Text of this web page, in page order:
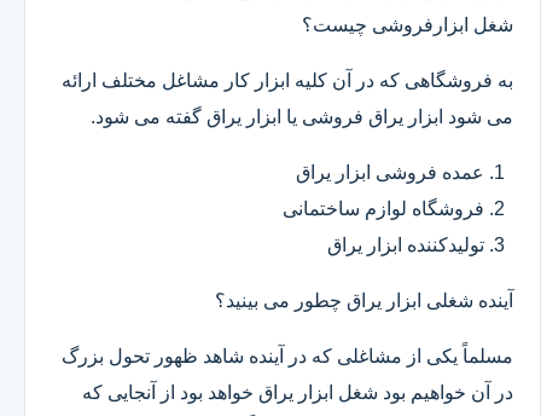
شغل ابزارفروشی چیست؟
به فروشگاهی که در آن کلیه ابزار کار مشاغل مختلف ارائه
می شود ابزار یراق فروشی یا ابزار یراق گفته می شود.
عمده فروشی ابزار یراق
فروشگاه لوازم ساختمانی
تولیدکننده ابزار یراق
آینده شغلی ابزار یراق چطور می بینید؟
مسلماً یکی از مشاغلی که در آینده شاهد ظهور تحول بزرگ
در آن خواهیم بود شغل ابزار یراق خواهد بود از آنجایی که